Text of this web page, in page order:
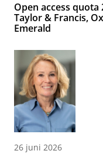
Open access
Taylor & Francis,
Emerald
26 juni 2026